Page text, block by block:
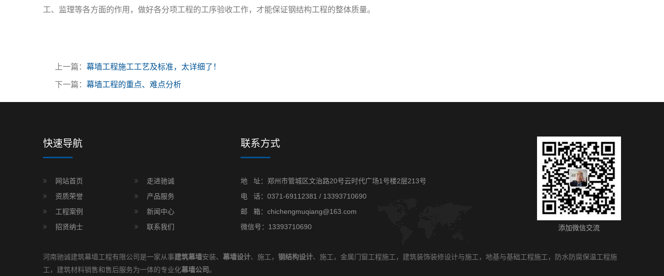
工、监理等各方面的作用，做好各分项工程的工序验收工作，才能保证钢结构工程的整体质量。
上一篇： 幕墙工程施工工艺及标准，太详细了！
下一篇： 幕墙工程的重点、难点分析
快速导航
网站首页
走进驰诚
资质荣誉
产品服务
工程案例
新闻中心
招贤纳士
联系我们
联系方式
地 址：郑州市管城区文治路20号云时代广场1号楼2层213号
电 话： 0371-69112381 / 13393710690
邮 箱：chichengmuqiang@163.com
微信号：13393710690
添加微信交流
河南驰诚建筑幕墙工程有限公司是一家从事建筑幕墙安装、 幕墙设计、施工， 钢结构设计、施工，金属门窗工程施工，建筑装饰装修设计与施工，地基与基础工程施工，防水防腐保温工程施
工，建筑材料销售和售后服务为一体的专业化幕墙公司。